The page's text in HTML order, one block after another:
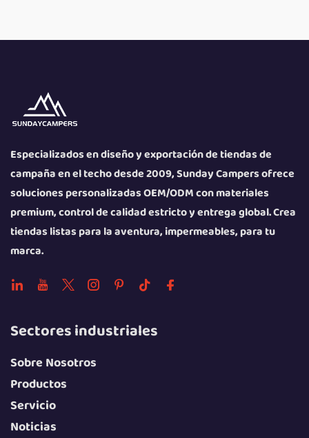
Especializados en diseño y exportación de tiendas de
campaña en el techo desde 2009, Sunday Campers ofrece
soluciones personalizadas OEM/ODM con materiales
premium, control de calidad estricto y entrega global. Crea
tiendas listas para la aventura, impermeables, para tu
marca.
Sectores industriales
Sobre Nosotros
Productos
Servicio
Noticias